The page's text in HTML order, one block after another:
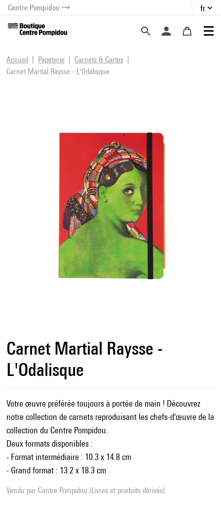
menu
contenu
Centre Pompidou fr
Accueil Papeterie
Carnets & Cartes
Carnet Martial Raysse - L'Odalisque
Carnet Martial Raysse -
L'Odalisque
Votre œuvre préférée toujours à portée de main ! Découvrez
notre collection de carnets reproduisant les chefs-d'œuvre de la
collection du Centre Pompidou.
Deux formats disponibles :
- Format intermédiaire : 10.3 x 14.8 cm
- Grand format : 13.2 x 18.3 cm
Vendu par Centre Pompidou (Livres et produits dérivés)